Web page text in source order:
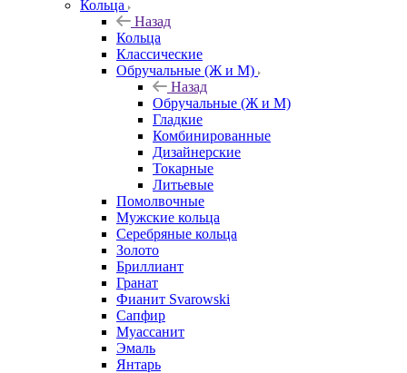
Кольца
Назад
Кольца
Классические
Обручальные (Ж и М)
Назад
Обручальные (Ж и М)
Гладкие
Комбинированные
Дизайнерские
Токарные
Литьевые
Помолвочные
Мужские кольца
Серебряные кольца
Золото
Бриллиант
Гранат
Фианит Svarowski
Сапфир
Муассанит
Эмаль
Янтарь